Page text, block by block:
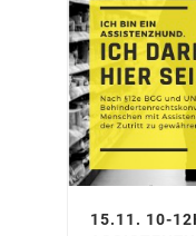
15.11. 10-